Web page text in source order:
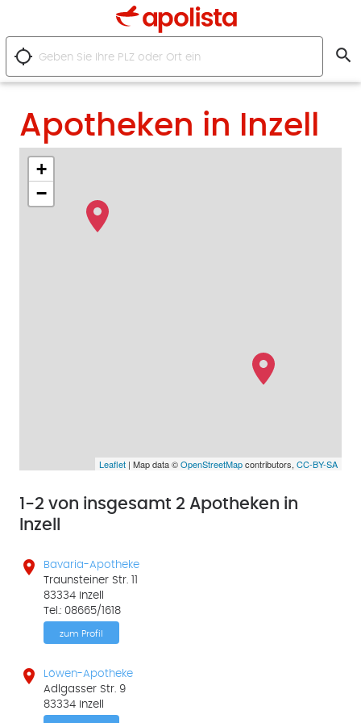
location_searching search
Apotheken in Inzell
+
−
Leaflet | Map data ©OpenStreetMapcontributors,CC-BY-SA
1-2 von insgesamt 2 Apotheken in
Inzell

Bavaria-Apotheke
Traunsteiner Str. 11
83334 Inzell
Tel.: 08665/1618
zum Profil

Löwen-Apotheke
Adlgasser Str. 9
83334 Inzell